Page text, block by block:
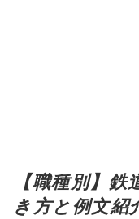
【職種別】
き方と例文紹